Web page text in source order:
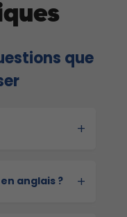
que
+
anglais ? +